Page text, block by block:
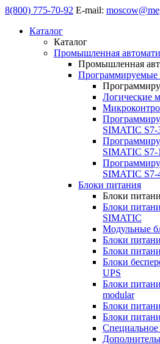
8(800) 775-70-92 E-mail:
Каталог
Каталог
Промышленная
Промышленная
Программируемые
Логические
SIMATIC S7-
SIMATIC S7-
SIMATIC S7-
Блоки питания
Блоки
Блоки
SIMATIC
Модульные
Блоки
Блоки
Блоки
UPS
Блоки
modular
Блоки
Блоки
Специальное